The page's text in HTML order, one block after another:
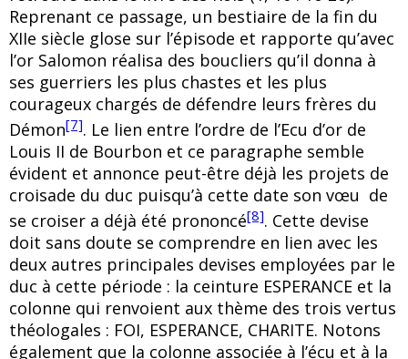
Reprenant ce passage, un bestiaire de la fin du
XIIe siècle glose sur l’épisode et rapporte qu’avec
l’or Salomon réalisa des boucliers qu’il donna à
ses guerriers les plus chastes et les plus
courageux chargés de défendre leurs frères du
Démon[7]. Le lien entre l’ordre de l’Ecu d’or de
Louis II de Bourbon et ce paragraphe semble
évident et annonce peut-être déjà les projets de
croisade du duc puisqu’à cette date son vœu de
se croiser a déjà été prononcé[8]. Cette devise
doit sans doute se comprendre en lien avec les
deux autres principales devises employées par le
duc à cette période : la ceinture ESPERANCE et la
colonne qui renvoient aux thème des trois vertus
théologales : FOI, ESPERANCE, CHARITE. Notons
également que la colonne associée à l’écu et à la